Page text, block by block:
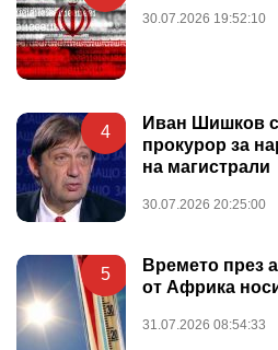
30.07.2026 19:52:10
4
Иван Шишков
прокурор за
на магистрали
30.07.2026 20:25:00
5
Времето през
от Африка
31.07.2026 08:54:33